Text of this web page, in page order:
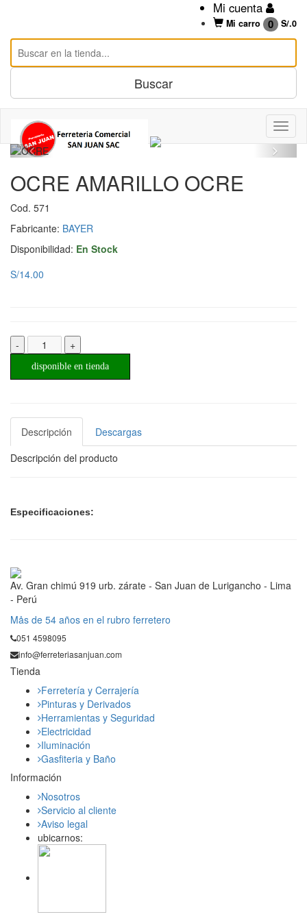
Mi cuenta
Mi carro 0 S/.0
OCRE AMARILLO OCRE
Cod. 571
Fabricante: BAYER
Disponibilidad: En Stock
S/14.00
- +
disponible en tienda
Descripción
Descargas
Descripción del producto
Especificaciones:
Av. Gran chimú 919 urb. zárate - San Juan de Lurigancho - Lima
- Perú
Mås de 54 años en el rubro ferretero
051 4598095
info@ferreteriasanjuan.com
Tienda
Ferretería y Cerrajería
Pinturas y Derivados
Herramientas y Seguridad
Electricidad
Iluminación
Gasfiteria y Baño
Información
Nosotros
Servicio al cliente
Aviso legal
ubicarnos: